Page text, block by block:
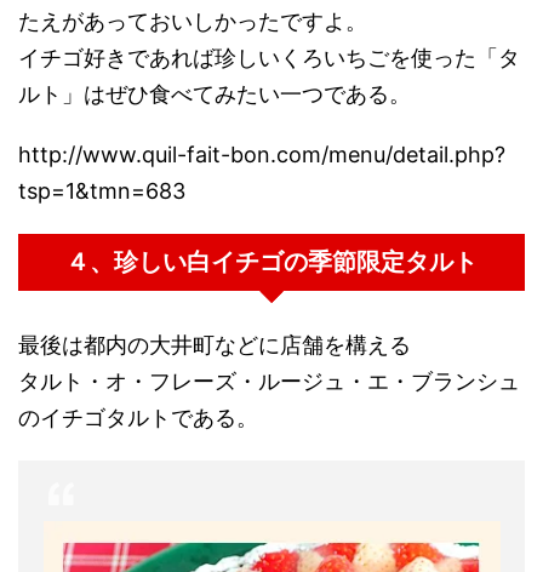
たえがあっておいしかったですよ。
イチゴ好きであれば珍しいくろいちごを使った「タ
ルト」はぜひ食べてみたい一つである。
http://www.quil-fait-bon.com/menu/detail.php?
tsp=1&tmn=683
４、珍しい白イチゴの季節限定タルト
最後は都内の大井町などに店舗を構える
タルト・オ・フレーズ・ルージュ・エ・ブランシュ
のイチゴタルトである。